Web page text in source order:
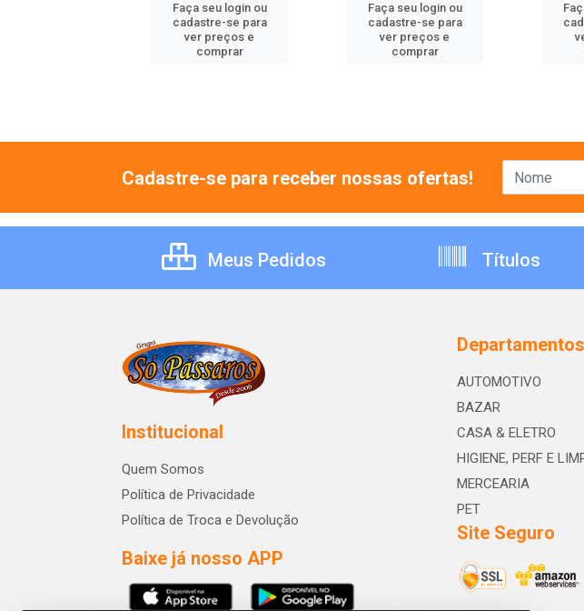
Faça seu login ou
cadastre-se para
ver preços e
comprar
Faça seu login ou
cadastre-se para
ver preços e
comprar
Cadastre-se para receber nossas ofertas!
Meus Pedidos Títulos
Institucional
Quem Somos
Política de Privacidade
Política de Troca e Devolução
Baixe já nosso APP
Departamentos
AUTOMOTIVO
BAZAR
CASA & ELETRO
HIGIENE, PERF E
MERCEARIA
PET
Site Seguro